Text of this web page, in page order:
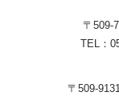
〒509-
TEL：
〒509-